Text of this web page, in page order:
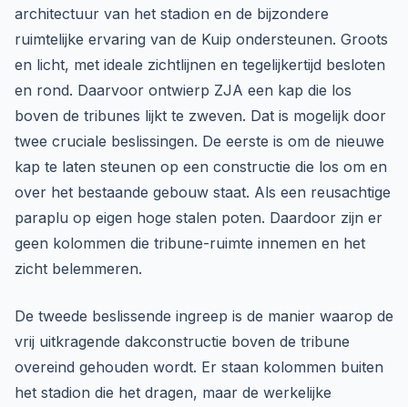
architectuur van het stadion en de bijzondere
ruimtelijke ervaring van de Kuip ondersteunen. Groots
en licht, met ideale zichtlijnen en tegelijkertijd besloten
en rond. Daarvoor ontwierp ZJA een kap die los
boven de tribunes lijkt te zweven. Dat is mogelijk door
twee cruciale beslissingen. De eerste is om de nieuwe
kap te laten steunen op een constructie die los om en
over het bestaande gebouw staat. Als een reusachtige
paraplu op eigen hoge stalen poten. Daardoor zijn er
geen kolommen die tribune-ruimte innemen en het
zicht belemmeren.
De tweede beslissende ingreep is de manier waarop de
vrij uitkragende dakconstructie boven de tribune
overeind gehouden wordt. Er staan kolommen buiten
het stadion die het dragen, maar de werkelijke